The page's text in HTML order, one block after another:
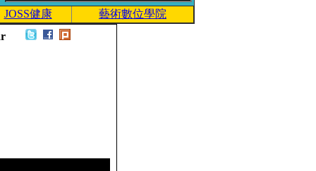
JOSS健康
藝術數位學院